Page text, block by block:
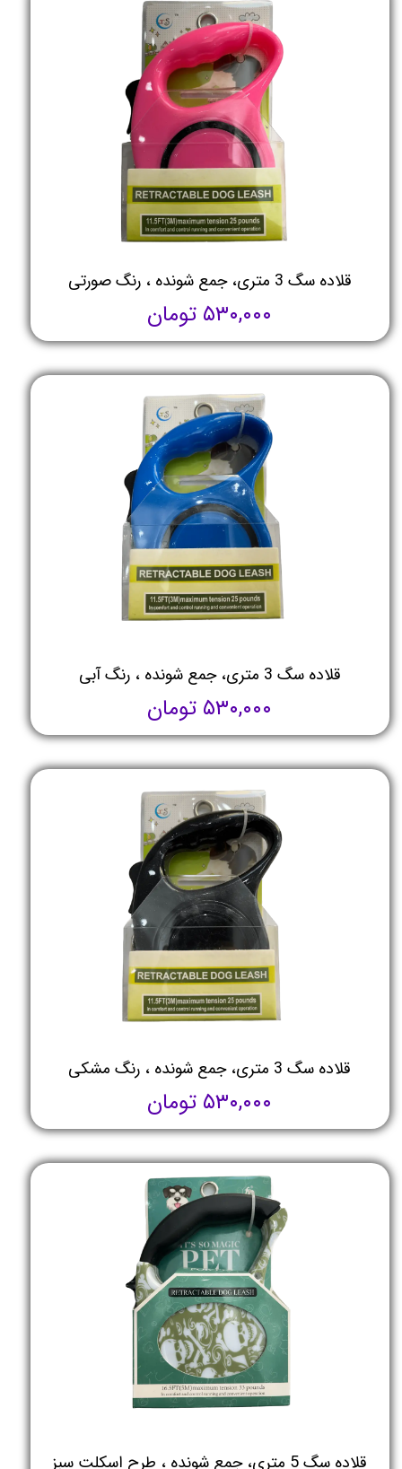
قلاده سگ 3 متری، جمع شونده ، رنگ صورتی
۵۳۰,۰۰۰ تومان
قلاده سگ 3 متری، جمع شونده ، رنگ آبی
۵۳۰,۰۰۰ تومان
قلاده سگ 3 متری، جمع شونده ، رنگ مشکی
۵۳۰,۰۰۰ تومان
قلاده سگ 5 متری، جمع شونده ، طرح اسکلت سبز